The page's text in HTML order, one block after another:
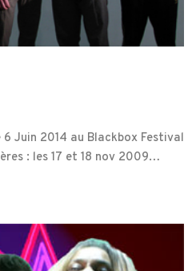
Juin 2014 au Blackbox Festival
: les 17 et 18 nov 2009…